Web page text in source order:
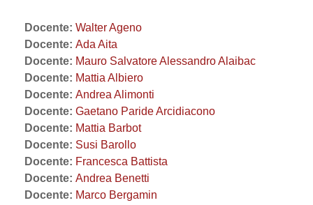
Docente: Walter Ageno
Docente: Ada Aita
Docente: Mauro Salvatore Alessandro Alaibac
Docente: Mattia Albiero
Docente: Andrea Alimonti
Docente: Gaetano Paride Arcidiacono
Docente: Mattia Barbot
Docente: Susi Barollo
Docente: Francesca Battista
Docente: Andrea Benetti
Docente: Marco Bergamin